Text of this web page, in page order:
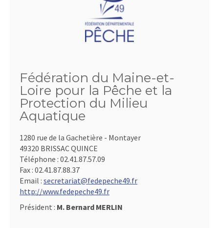
Fédération du Maine-et-
Loire pour la Pêche et la
Protection du Milieu
Aquatique
1280 rue de la Gachetière - Montayer
49320 BRISSAC QUINCE
Téléphone : 02.41.87.57.09
Fax : 02.41.87.88.37
Email : secretariat@fedepeche49.fr
http://www.fedepeche49.fr
Président : M. Bernard MERLIN